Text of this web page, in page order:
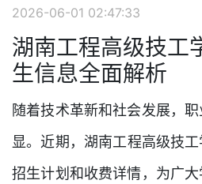
2026-06-01 02:47:33
湖南工程高级技工
生信息全面解析
随着技术革新和社会发展，
显。近期，湖南工程高级技
招生计划和收费详情，为广